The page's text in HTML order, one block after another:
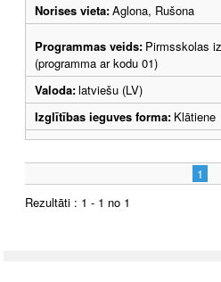
Norises vieta:Aglona, Rušona
Programmas veids: Pirmsskolas
(programma ar kodu 01)
Valoda:latviešu (LV)
Izglītības ieguves forma: Klātiene
1
Rezultāti : 1 - 1 no 1